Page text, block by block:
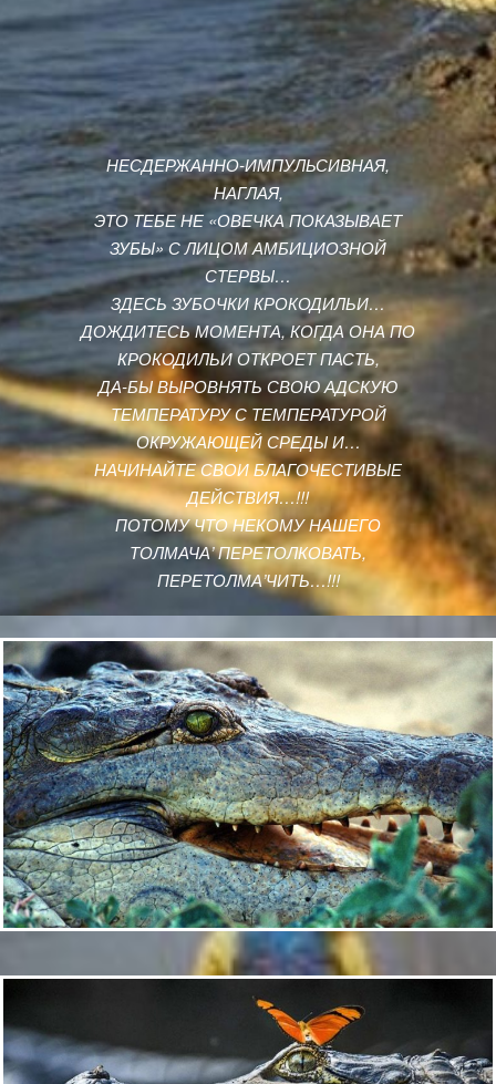
НЕСДЕРЖАННО-ИМПУЛЬСИВНАЯ,
НАГЛАЯ,
ЭТО ТЕБЕ НЕ «ОВЕЧКА ПОКАЗЫВАЕТ
ЗУБЫ» С ЛИЦОМ АМБИЦИОЗНОЙ
СТЕРВЫ…
ЗДЕСЬ ЗУБОЧКИ КРОКОДИЛЬИ…
ДОЖДИТЕСЬ МОМЕНТА, КОГДА ОНА ПО
КРОКОДИЛЬИ ОТКРОЕТ ПАСТЬ,
ДА-БЫ ВЫРОВНЯТЬ СВОЮ АДСКУЮ
ТЕМПЕРАТУРУ С ТЕМПЕРАТУРОЙ
ОКРУЖАЮЩЕЙ СРЕДЫ И…
НАЧИНАЙТЕ СВОИ БЛАГОЧЕСТИВЫЕ
ДЕЙСТВИЯ…!!!
ПОТОМУ ЧТО НЕКОМУ НАШЕГО
ТОЛМАЧА’ ПЕРЕТОЛКОВАТЬ,
ПЕРЕТОЛМА’ЧИТЬ…!!!